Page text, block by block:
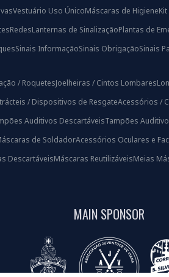
Vestuário Uso ÚnicoMáscaras de Higiene
RedesLanternas de SinalizaçãoPlantas de
Sinais InformaçãoSinais ObrigaçãoSinais
/ RoquetesJoelheiras / Cintos Lombares
/ Dispositivos de ResgateAcessórios /
Auditivos DescartáveisTampões
de SoldadorAcessórios Oculares e
DescartáveisMáscaras ReutilizáveisMeias
MAIN SPONSOR